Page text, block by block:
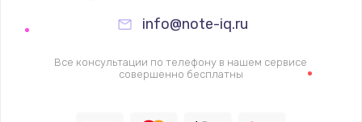
info@note-iq.ru
Все консультации по телефону в нашем сервисе
совершенно бесплатны